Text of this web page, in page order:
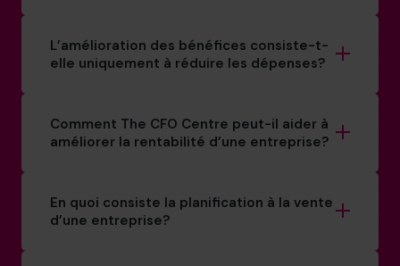
L’amélioration des bénéfices consiste-t-
elle uniquement à réduire les dépenses?
Comment The CFO Centre peut-il aider à
améliorer la rentabilité d’une entreprise?
En quoi consiste la planification à la vente
d’une entreprise?